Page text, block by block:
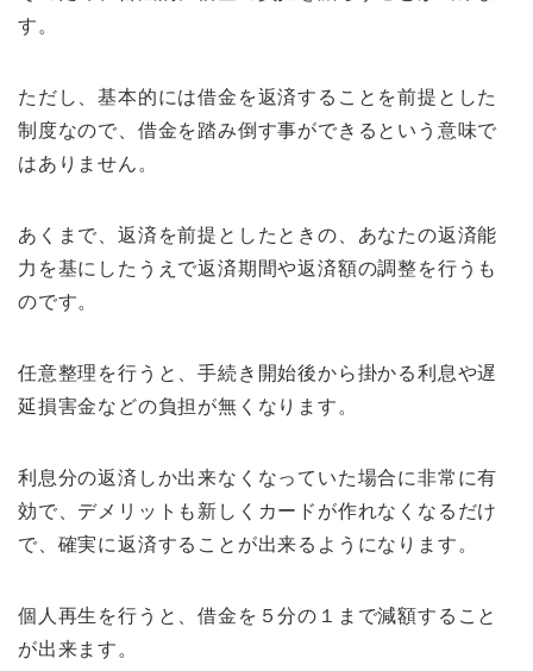
す。
ただし、基本的には借金を返済することを前提とした
制度なので、借金を踏み倒す事ができるという意味で
はありません。
あくまで、返済を前提としたときの、あなたの返済能
力を基にしたうえで返済期間や返済額の調整を行うも
のです。
任意整理を行うと、手続き開始後から掛かる利息や遅
延損害金などの負担が無くなります。
利息分の返済しか出来なくなっていた場合に非常に有
効で、デメリットも新しくカードが作れなくなるだけ
で、確実に返済することが出来るようになります。
個人再生を行うと、借金を５分の１まで減額すること
が出来ます。